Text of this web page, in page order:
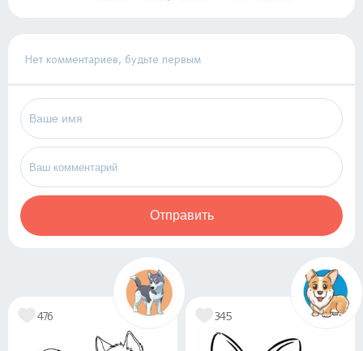
Нет комментариев, будьте первым
Отправить
476 345